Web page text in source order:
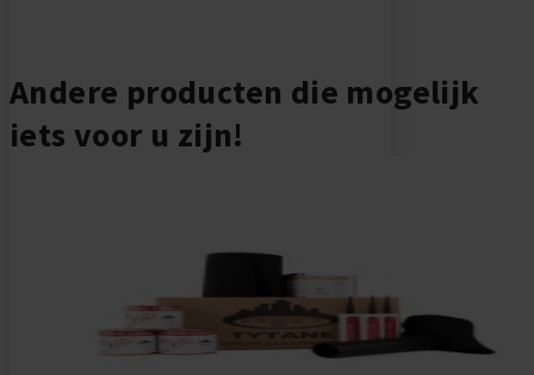
Andere producten die mogelijk
iets voor u zijn!